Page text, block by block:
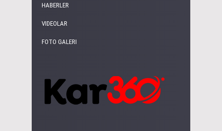
HABERLER
VIDEOLAR
FOTO GALERI